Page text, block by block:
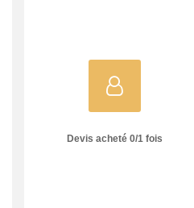
Devis acheté 0/1fois